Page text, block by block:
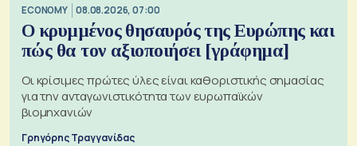
ECONOMY 08.08.2026, 07:00
Ο κρυμμένος θησαυρός της Ευρώπης και
πώς θα τον αξιοποιήσει [γράφημα]
Οι κρίσιμες πρώτες ύλες είναι καθοριστικής σημασίας
για την ανταγωνιστικότητα των ευρωπαϊκών
βιομηχανιών
Γρηγόρης Τραγγανίδας